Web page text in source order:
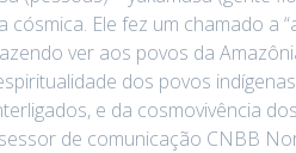
Ele fez um chamado a
ver aos povos da
dos povos
e da cosmovivência
de comunicação CNBB